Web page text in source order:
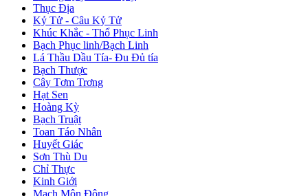
Thục Địa
Kỷ Tử - Câu Kỷ Tử
Khúc Khắc - Thổ Phục Linh
Bạch Phục linh/Bạch Linh
Lá Thầu Dầu Tía- Đu Đủ tía
Bạch Thược
Cây Tơm Trơng
Hạt Sen
Hoàng Kỳ
Bạch Truật
Toan Táo Nhân
Huyết Giác
Sơn Thù Du
Chỉ Thực
Kinh Giới
Mạch Môn Đông